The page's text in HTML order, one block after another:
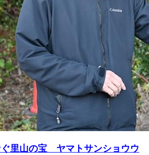
ぐ里山の宝 ヤマトサンショウウ